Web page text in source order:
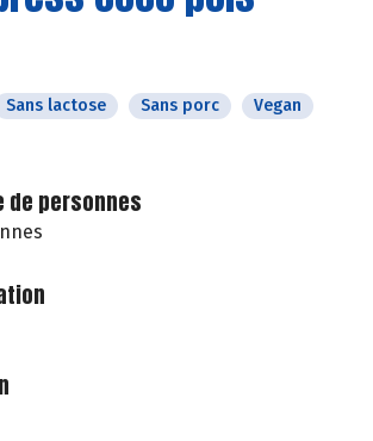
Sans lactose Sans porc
Vegan
de personnes